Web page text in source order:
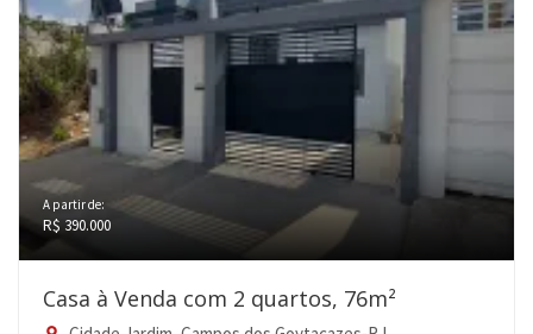
A partir de:
R$ 390.000
Casa à Venda com 2 quartos, 76m²